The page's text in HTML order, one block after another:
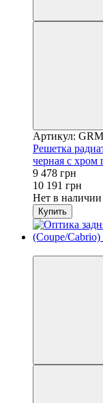
Артикул:
Решетка
черная с хром
9 478 грн
10 191 грн
Нет в наличии
Купить